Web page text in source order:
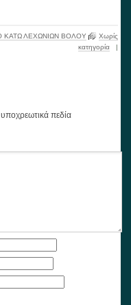
ΚΑΤΩ ΛΕΧΩΝΙΩΝ ΒΟΛΟΥ
Χωρίς
κατηγορία
|
πεδία